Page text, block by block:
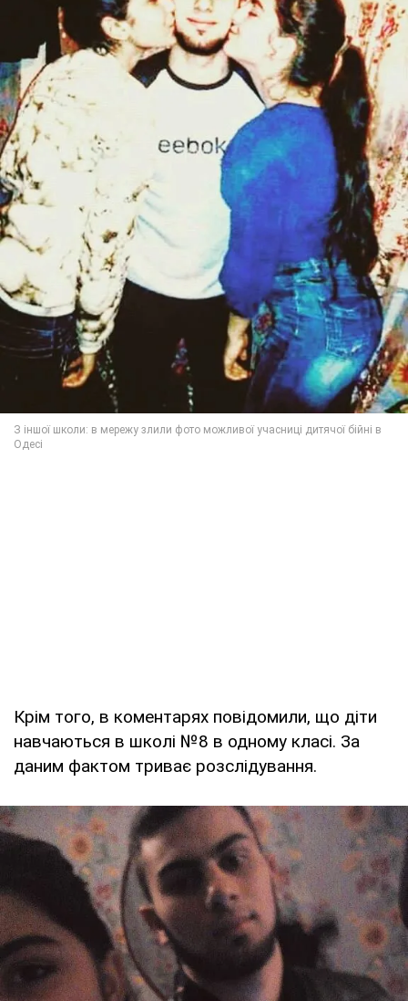
Крім того, в коментарях повідомили, що діти
навчаються в школі №8 в одному класі. За
даним фактом триває розслідування.